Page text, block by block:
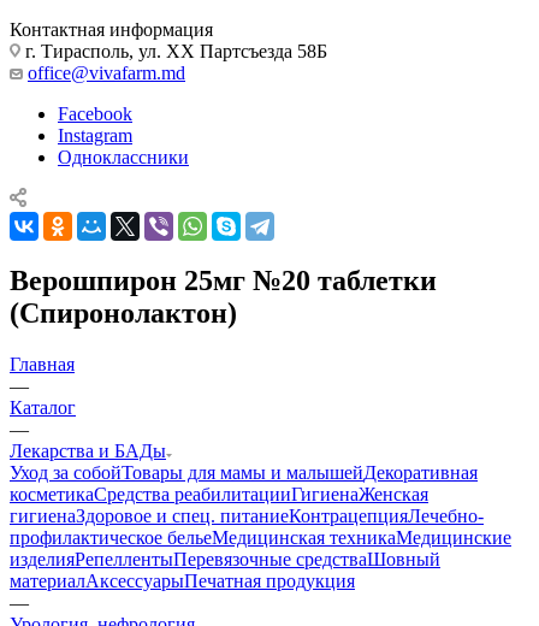
Контактная информация
г. Тирасполь, ул. ХХ Партсъезда 58Б
office@vivafarm.md
Facebook
Instagram
Одноклассники
Верошпирон 25мг №20 таблетки
(Спиронолактон)
Главная
—
Каталог
—
Лекарства и БАДы
Уход за собойТовары для мамы и малышейДекоративная
косметикаСредства реабилитацииГигиенаЖенская
гигиенаЗдоровое и спец. питаниеКонтрацепцияЛечебно-
профилактическое бельеМедицинская техникаМедицинские
изделияРепеллентыПеревязочные средстваШовный
материалАксессуарыПечатная продукция
—